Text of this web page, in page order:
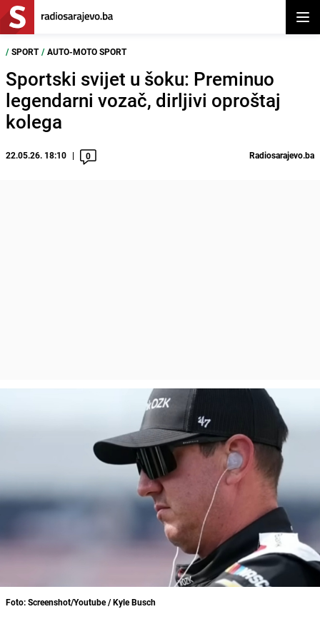
/ SPORT / AUTO-MOTO SPORT
Sportski svijet u šoku: Preminuo
legendarni vozač, dirljivi oproštaj
kolega
22.05.26. 18:10 0 Radiosarajevo.ba
Foto: Screenshot/Youtube / Kyle Busch